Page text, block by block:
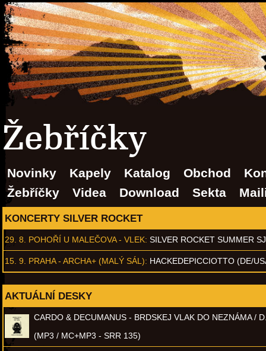
Žebříčky
Novinky Kapely Katalog Obchod
Žebříčky
Videa Download Sekta
KONCERTY SILVER ROCKET
29. 8. POHOŘÍ U MALEČOVA - VLEK: SILVER ROCKET SUMMER
15. 9. PRAHA - ARCHA+ (MALÝ SÁL): HACKEDEPICCIOTTO (DE/
AKTUÁLNÍ DESKY
CARDO & DECUMANUS - BRDSKEJ VLAK DO NEZNÁMA /
(MP3 / MC+MP3 - SRR 135)